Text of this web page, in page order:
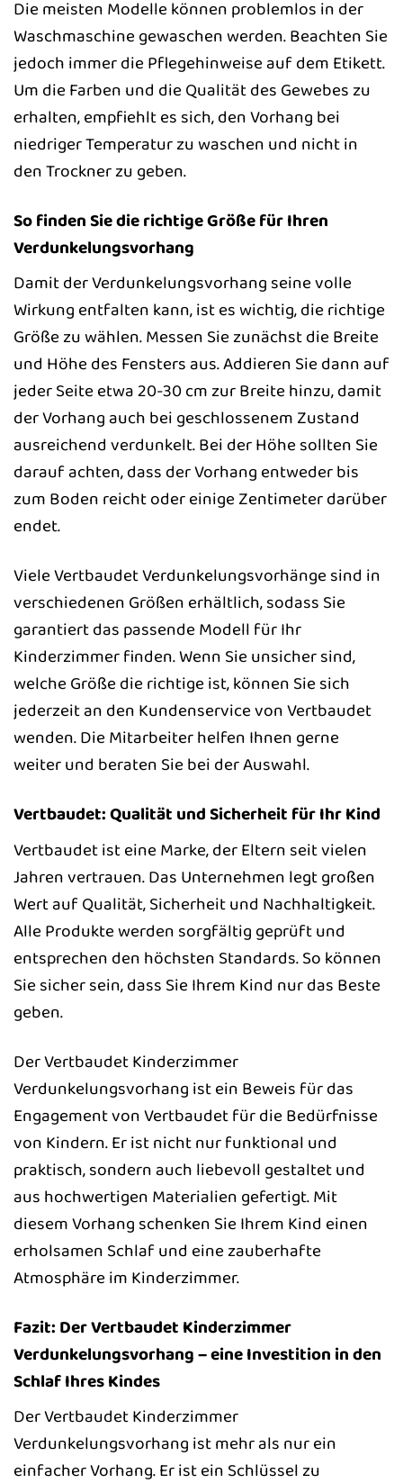
Die meisten Modelle können problemlos in der
Waschmaschine gewaschen werden. Beachten Sie
jedoch immer die Pflegehinweise auf dem Etikett.
Um die Farben und die Qualität des Gewebes zu
erhalten, empfiehlt es sich, den Vorhang bei
niedriger Temperatur zu waschen und nicht in
den Trockner zu geben.
So finden Sie die richtige Größe für Ihren
Verdunkelungsvorhang
Damit der Verdunkelungsvorhang seine volle
Wirkung entfalten kann, ist es wichtig, die richtige
Größe zu wählen. Messen Sie zunächst die Breite
und Höhe des Fensters aus. Addieren Sie dann auf
jeder Seite etwa 20-30 cm zur Breite hinzu, damit
der Vorhang auch bei geschlossenem Zustand
ausreichend verdunkelt. Bei der Höhe sollten Sie
darauf achten, dass der Vorhang entweder bis
zum Boden reicht oder einige Zentimeter darüber
endet.
Viele Vertbaudet Verdunkelungsvorhänge sind in
verschiedenen Größen erhältlich, sodass Sie
garantiert das passende Modell für Ihr
Kinderzimmer finden. Wenn Sie unsicher sind,
welche Größe die richtige ist, können Sie sich
jederzeit an den Kundenservice von Vertbaudet
wenden. Die Mitarbeiter helfen Ihnen gerne
weiter und beraten Sie bei der Auswahl.
Vertbaudet: Qualität und Sicherheit für Ihr Kind
Vertbaudet ist eine Marke, der Eltern seit vielen
Jahren vertrauen. Das Unternehmen legt großen
Wert auf Qualität, Sicherheit und Nachhaltigkeit.
Alle Produkte werden sorgfältig geprüft und
entsprechen den höchsten Standards. So können
Sie sicher sein, dass Sie Ihrem Kind nur das Beste
geben.
Der Vertbaudet Kinderzimmer
Verdunkelungsvorhang ist ein Beweis für das
Engagement von Vertbaudet für die Bedürfnisse
von Kindern. Er ist nicht nur funktional und
praktisch, sondern auch liebevoll gestaltet und
aus hochwertigen Materialien gefertigt. Mit
diesem Vorhang schenken Sie Ihrem Kind einen
erholsamen Schlaf und eine zauberhafte
Atmosphäre im Kinderzimmer.
Fazit: Der Vertbaudet Kinderzimmer
Verdunkelungsvorhang – eine Investition in den
Schlaf Ihres Kindes
Der Vertbaudet Kinderzimmer
Verdunkelungsvorhang ist mehr als nur ein
einfacher Vorhang. Er ist ein Schlüssel zu